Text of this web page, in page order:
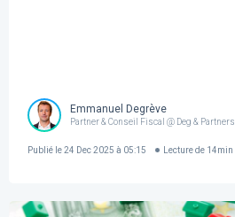
Emmanuel Degrève
Partner & Conseil Fiscal @ Deg & Partners
Publié le24 Dec 2025 à 05:15 Lecture de 14min